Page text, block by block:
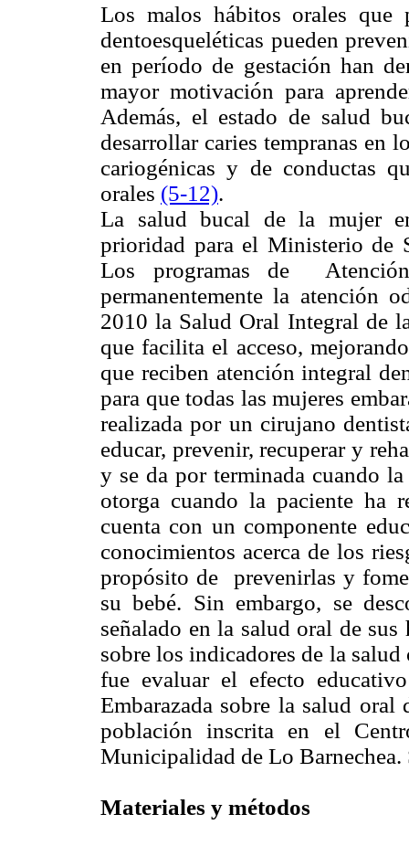
Los malos hábitos orales que
dentoesqueléticas pueden
en período de gestación han
mayor motivación para
Además, el estado de salud
desarrollar caries tempranas en
cariogénicas y de conductas
orales (5-12).
La salud bucal de la mujer
prioridad para el Ministerio de
Los programas de
permanentemente la atención
2010 la Salud Oral Integral de
que facilita el acceso,
que reciben atención integral
para que todas las mujeres
realizada por un cirujano
educar, prevenir, recuperar y
y se da por terminada cuando
otorga cuando la paciente ha
cuenta con un componente
conocimientos acerca de los
propósito de prevenirlas y
su bebé. Sin embargo, se
señalado en la salud oral de
sobre los indicadores de la
fue evaluar el efecto
Embarazada sobre la salud
población inscrita en el
Municipalidad de Lo Barnechea.
Materiales y métodos